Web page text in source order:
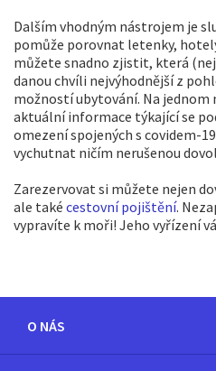
Dalším vhodným nástrojem je
pomůže porovnat letenky,
můžete snadno zjistit, která
danou chvíli nejvýhodnější z
možností ubytování. Na jednom
aktuální informace týkající se
omezení spojených s covidem-
vychutnat ničím nerušenou
Zarezervovat si můžete nejen
ale také cestovní pojištění.
vypravíte k moři! Jeho vyřízení
O NÁS